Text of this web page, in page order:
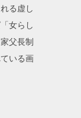
る虚し
女らし
父長制
いる画